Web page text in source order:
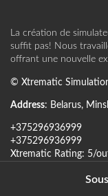
La création de
suffit pas! Nous
offrant une nouvelle
© Xtrematic
Address: Belarus,
+375296936999
+375296936999
Xtrematic Rating: 5/